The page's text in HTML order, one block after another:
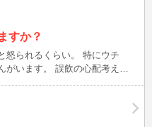
すか？
るくらい。 特にウチ
飲の心配考える